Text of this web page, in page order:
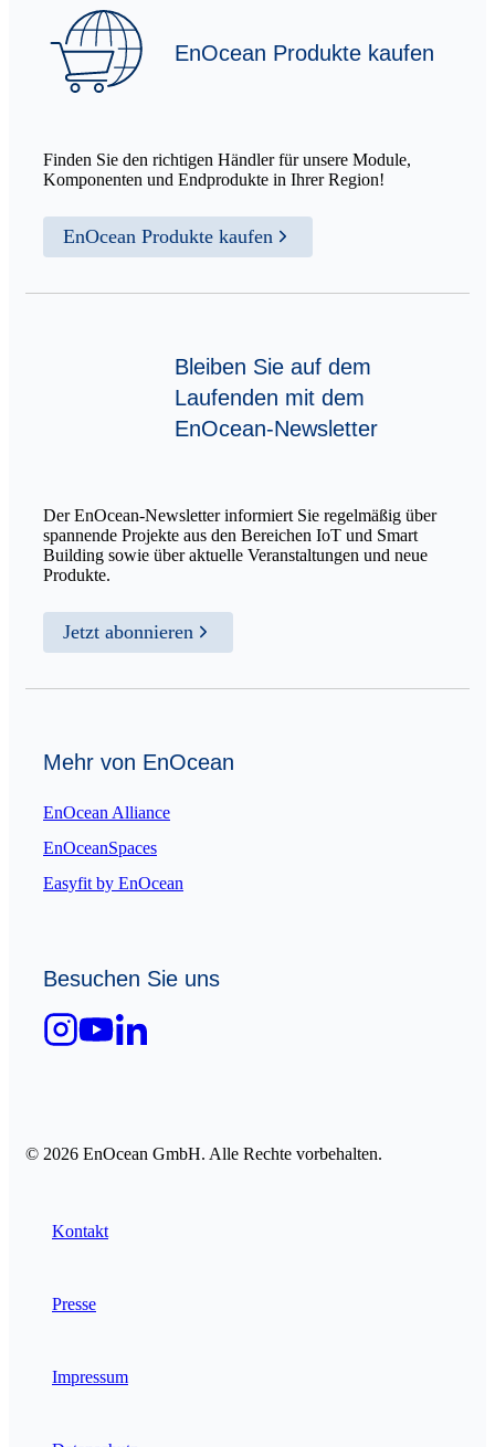
EnOcean Produkte kaufen
Finden Sie den richtigen Händler für unsere Module,
Komponenten und Endprodukte in Ihrer Region!
EnOcean Produkte kaufen
Bleiben Sie auf dem
Laufenden mit dem
EnOcean-Newsletter
Der EnOcean-Newsletter informiert Sie regelmäßig über
spannende Projekte aus den Bereichen IoT und Smart
Building sowie über aktuelle Veranstaltungen und neue
Produkte.
Jetzt abonnieren
Mehr von EnOcean
EnOcean Alliance
EnOceanSpaces
Easyfit by EnOcean
Besuchen Sie uns
© 2026 EnOcean GmbH. Alle Rechte vorbehalten.
Kontakt
Presse
Impressum